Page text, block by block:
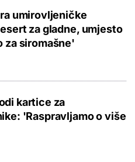
umirovljeničke
za gladne, umjesto
za siromašne'
kartice za
'Raspravljamo o više